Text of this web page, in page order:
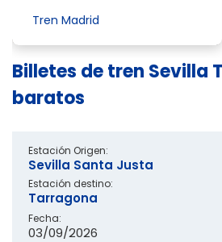
Tren Madrid
Billetes de tren Sevilla
baratos
Estación Origen:
Sevilla Santa Justa
Estación destino:
Tarragona
Fecha:
03/09/2026